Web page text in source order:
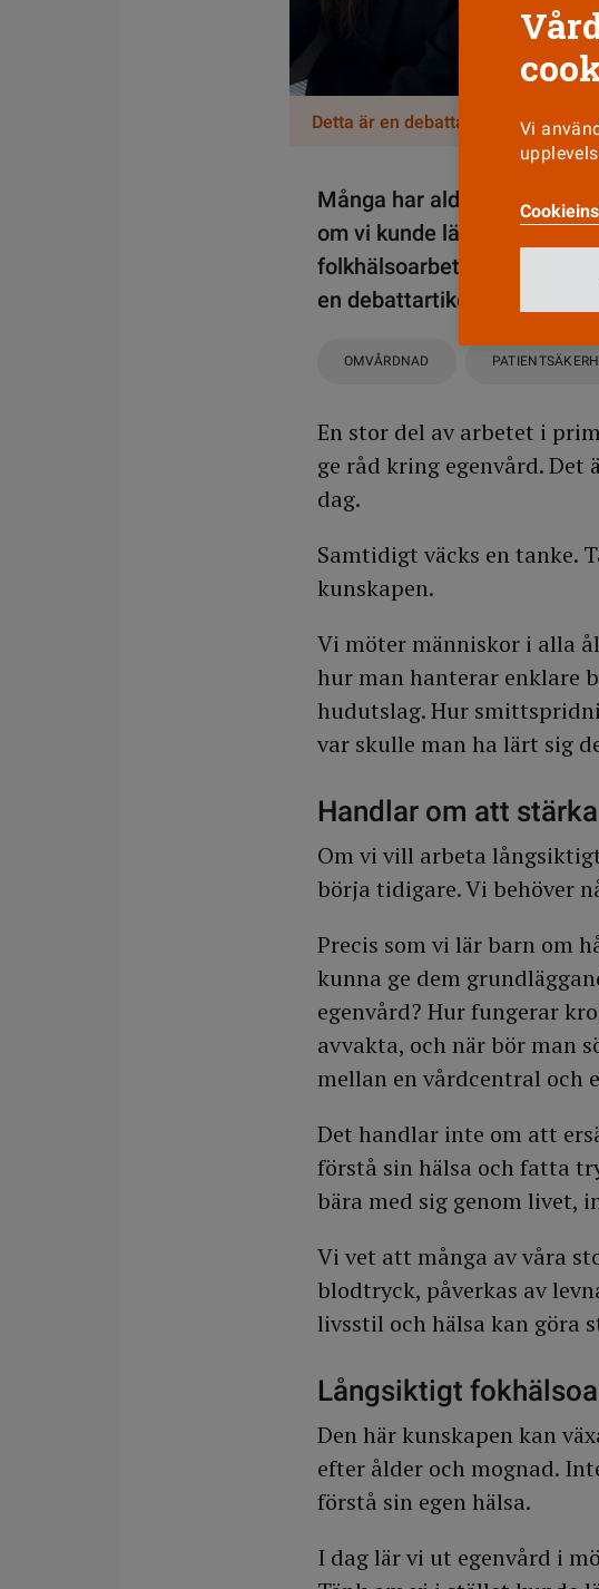
Detta är en debattartikel.
Många har aldrig fått
om vi kunde lägga grunden
folkhälsoarbetet. Det
en debattartikel.
OMVÅRDNAD
En stor del av arbetet i
ge råd kring egenvård.
dag.
Samtidigt väcks en tanke.
kunskapen.
Vi möter människor i alla
hur man hanterar enklare
hudutslag. Hur
var skulle man ha lärt sig
Handlar om att
Om vi vill arbeta
börja tidigare. Vi behöver
Precis som vi lär barn om
kunna ge dem
egenvård? Hur fungerar
avvakta, och när bör man
mellan en vårdcentral och
Det handlar inte om att
förstå sin hälsa och fatta
bära med sig genom livet,
Vi vet att många av våra
blodtryck, påverkas av
livsstil och hälsa kan göra
Långsiktigt
Den här kunskapen kan
efter ålder och mognad.
förstå sin egen hälsa.
I dag lär vi ut egenvård i
Vi